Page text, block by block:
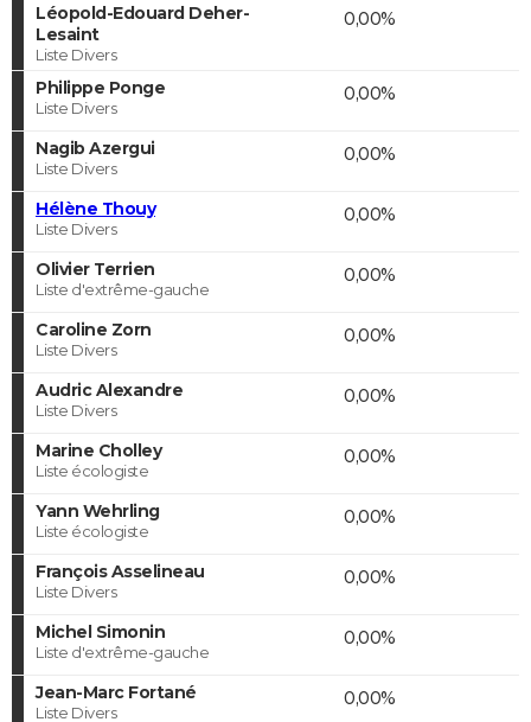
Léopold-Edouard Deher-
Lesaint
Liste Divers
0,00%
Philippe Ponge
Liste Divers
0,00%
Nagib Azergui
Liste Divers
0,00%
Hélène Thouy
Liste Divers
0,00%
Olivier Terrien
Liste d'extrême-gauche
0,00%
Caroline Zorn
Liste Divers
0,00%
Audric Alexandre
Liste Divers
0,00%
Marine Cholley
Liste écologiste
0,00%
Yann Wehrling
Liste écologiste
0,00%
François Asselineau
Liste Divers
0,00%
Michel Simonin
Liste d'extrême-gauche
0,00%
Jean-Marc Fortané
Liste Divers
0,00%